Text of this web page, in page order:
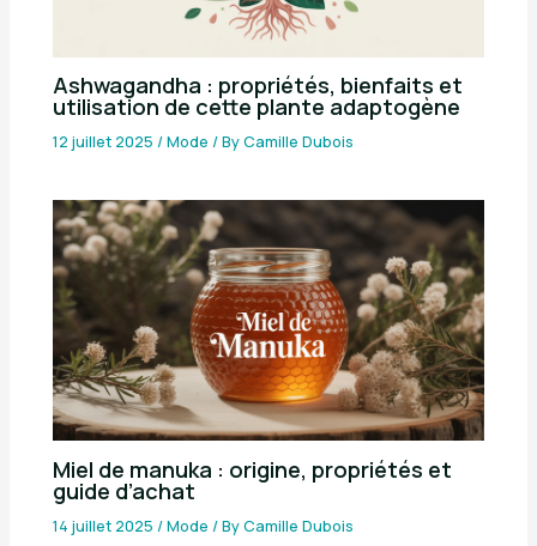
Ashwagandha : propriétés, bienfaits et
utilisation de cette plante adaptogène
12 juillet 2025/Mode / ByCamille Dubois
Miel de manuka : origine, propriétés et
guide d’achat
14 juillet 2025/Mode / ByCamille Dubois